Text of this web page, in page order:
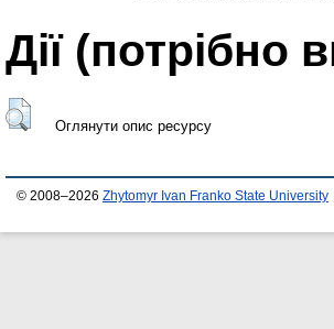
Дії ​​(потрібно
Оглянути опис ресурсу
© 2008–2026 Zhytomyr Ivan Franko State University